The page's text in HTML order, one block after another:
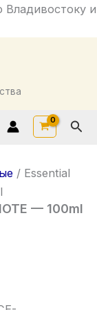
Владивостоку и
/ Essential
— 100ml